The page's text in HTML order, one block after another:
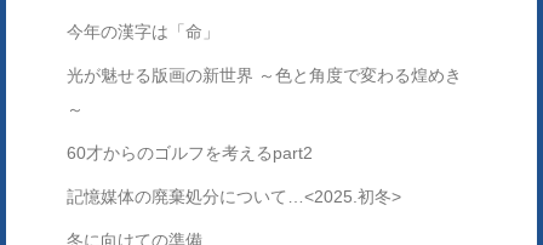
今年の漢字は「命」
光が魅せる版画の新世界 ～色と角度で変わる煌めき
～
60才からのゴルフを考えるpart2
記憶媒体の廃棄処分について…<2025.初冬>
冬に向けての準備